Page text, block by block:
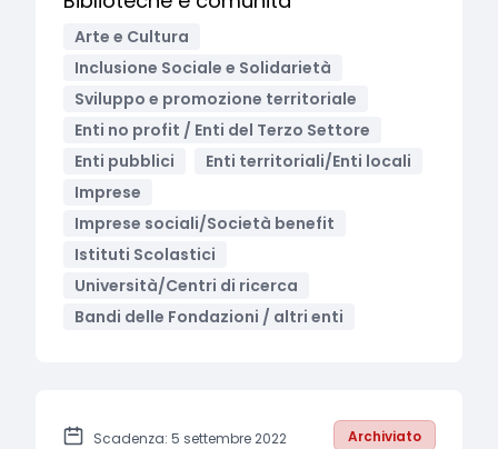
Arte e Cultura
Inclusione Sociale e Solidarietà
Sviluppo e promozione territoriale
Enti no profit / Enti del Terzo Settore
Enti pubblici
Enti territoriali/Enti locali
Imprese
Imprese sociali/Società benefit
Istituti Scolastici
Università/Centri di ricerca
Bandi delle Fondazioni / altri enti
Scadenza: 5 settembre 2022 Archiviato